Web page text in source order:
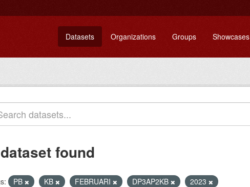
Datasets Organizations Groups Showcases
found
PB KB FEBRUARI DP3AP2KB 2023